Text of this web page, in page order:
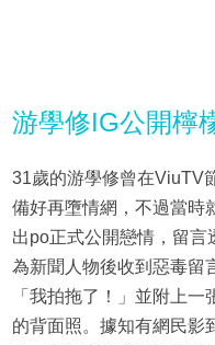
游學修IG公開檸
31歲的游學修曾在ViuTV
備好再墮情網，不過當時
出po正式公開戀情，留
為新聞人物後收到惡毒留
「我拍拖了！」並附上
的背面照。據知有網民影